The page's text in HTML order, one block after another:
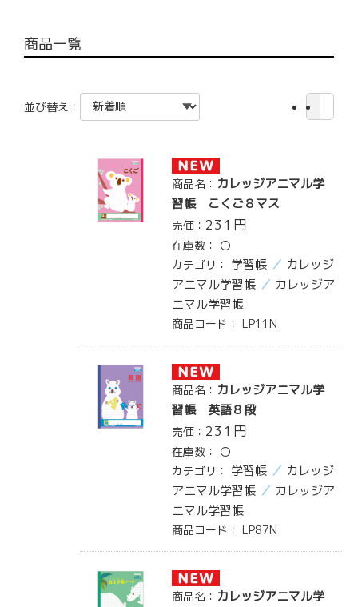
商品一覧
並び替え：
商品名： カレッジアニマル学
習帳 こくご８マス
売価： 231 円
在庫数： 〇
カテゴリ： 学習帳
カレッジ
アニマル学習帳
カレッジア
ニマル学習帳
商品コード： LP11N
商品名： カレッジアニマル学
習帳 英語８段
売価： 231 円
在庫数： 〇
カテゴリ： 学習帳
カレッジ
アニマル学習帳
カレッジア
ニマル学習帳
商品コード： LP87N
商品名： カレッジアニマル学